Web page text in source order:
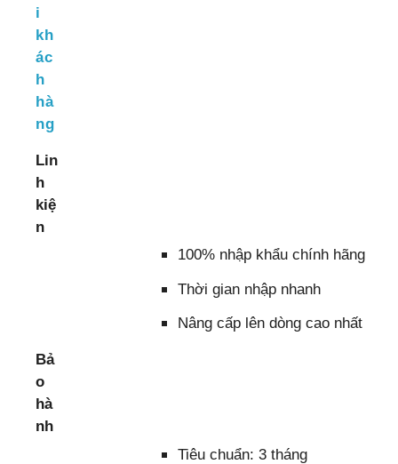
i
kh
ác
h
hà
ng
Lin
h
kiệ
n
100% nhập khẩu chính hãng
Thời gian nhập nhanh
Nâng cấp lên dòng cao nhất
Bả
o
hà
nh
Tiêu chuẩn: 3 tháng